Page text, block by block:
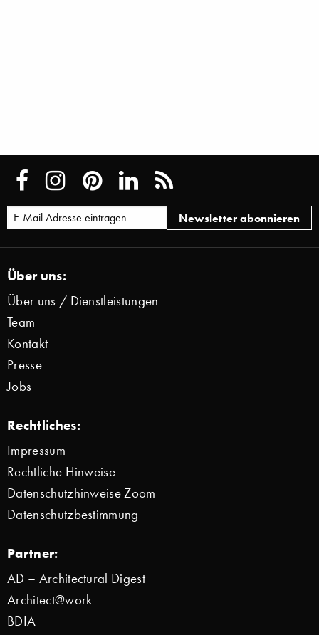
Über uns:
Über uns / Dienstleistungen
Team
Kontakt
Presse
Jobs
Rechtliches:
Impressum
Rechtliche Hinweise
Datenschutzhinweise Zoom
Datenschutzbestimmung
Partner:
AD – Architectural Digest
Architect@work
BDIA